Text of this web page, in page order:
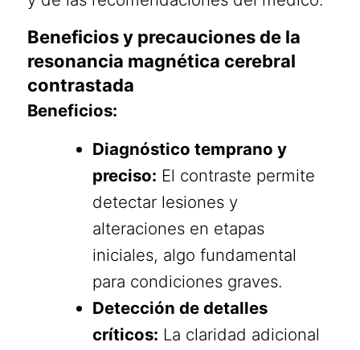
Beneficios y precauciones de la
resonancia magnética cerebral
contrastada
Beneficios:
Diagnóstico temprano y
preciso: El contraste permite
detectar lesiones y
alteraciones en etapas
iniciales, algo fundamental
para condiciones graves.
Detección de detalles
críticos: La claridad adicional